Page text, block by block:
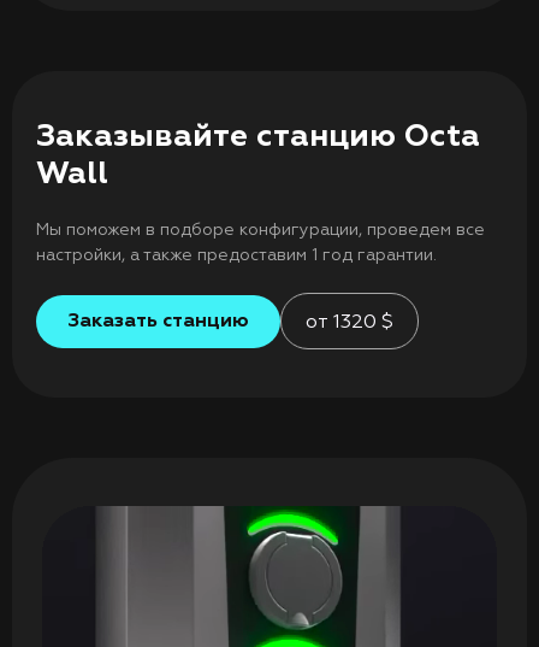
Заказывайте станцию Octa
Wall
Мы поможем в подборе конфигурации, проведем все
настройки, а также предоставим 1 год гарантии.
от 1320 $
Заказать станцию